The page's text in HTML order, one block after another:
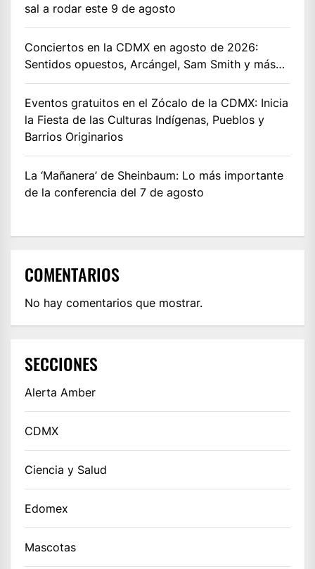
sal a rodar este 9 de agosto
Conciertos en la CDMX en agosto de 2026:
Sentidos opuestos, Arcángel, Sam Smith y más…
Eventos gratuitos en el Zócalo de la CDMX: Inicia
la Fiesta de las Culturas Indígenas, Pueblos y
Barrios Originarios
La ‘Mañanera’ de Sheinbaum: Lo más importante
de la conferencia del 7 de agosto
COMENTARIOS
No hay comentarios que mostrar.
SECCIONES
Alerta Amber
CDMX
Ciencia y Salud
Edomex
Mascotas